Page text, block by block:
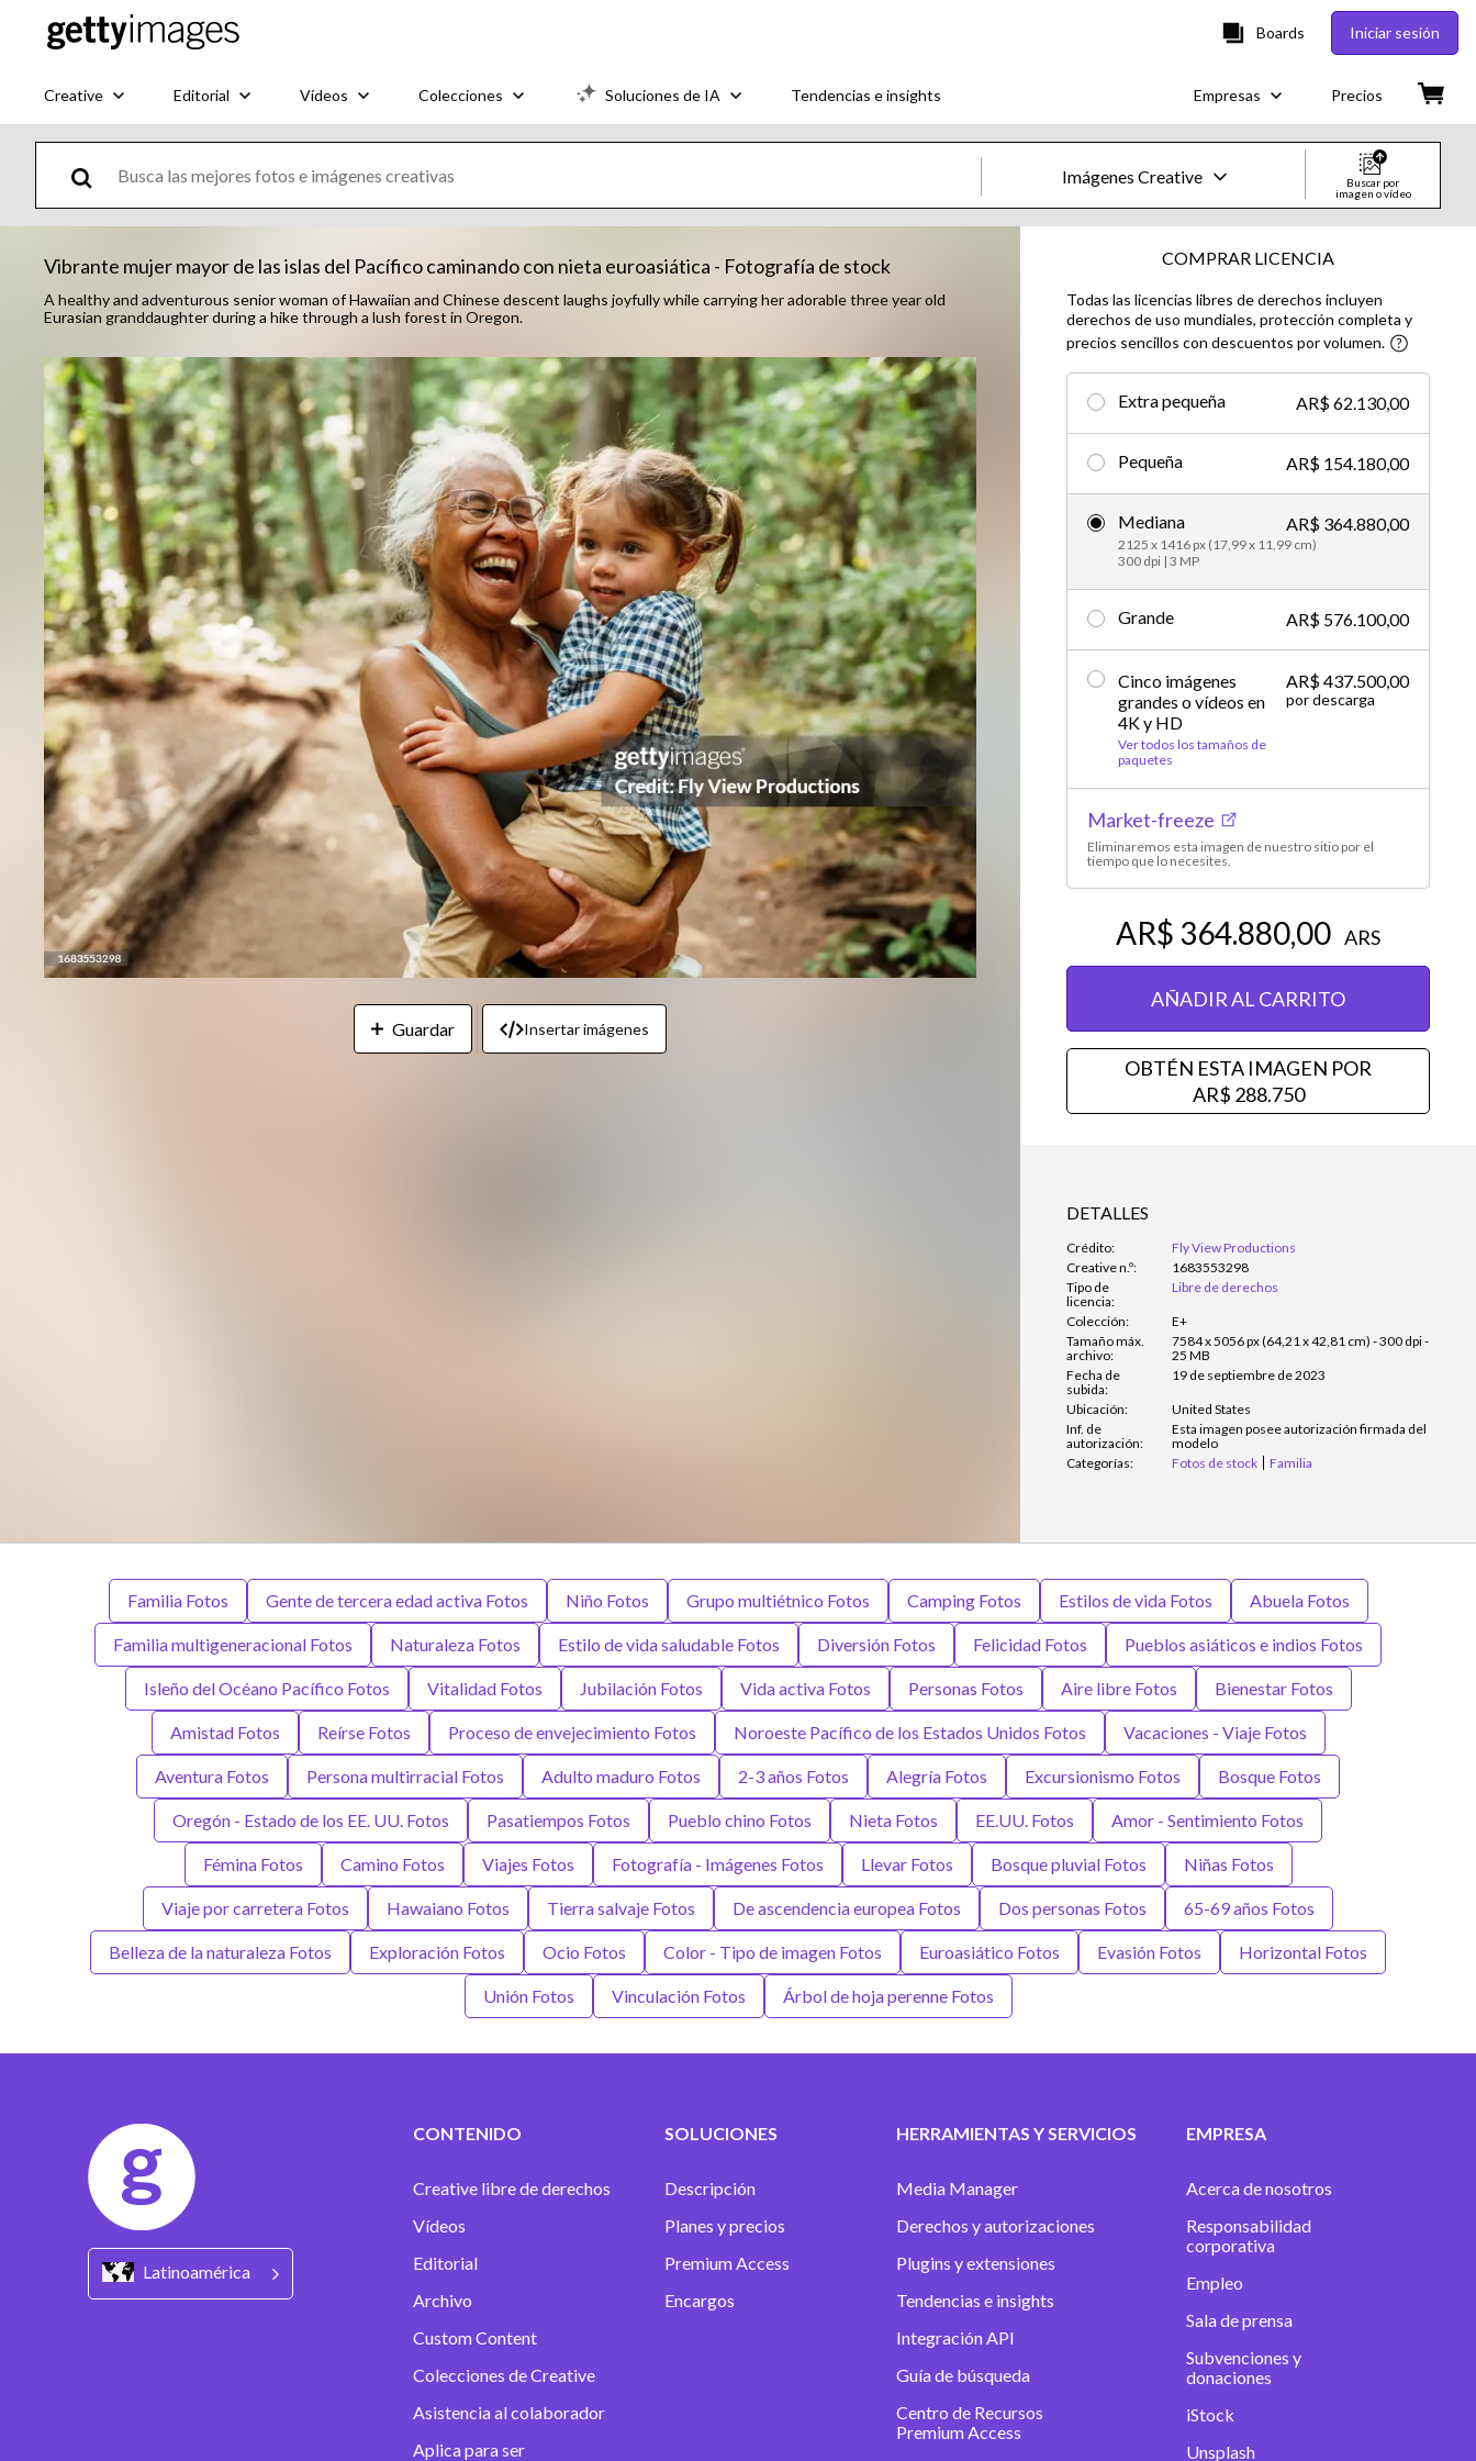
Boards Iniciar sesión
Creative Editorial Vídeos Colecciones Soluciones de IA Tendencias e insights Empresas Precios
Imágenes Creative
Imágenes
Creative
Editorial
Editorial
Buscar por
imagen o vídeo
Vibrante mujer mayor de las islas del Pacífico caminando con nieta euroasiática - Fotografía de stock
A healthy and adventurous senior woman of Hawaiian and Chinese descent laughs joyfully while carrying her adorable three year old
Eurasian granddaughter during a hike through a lush forest in Oregon.
Guardar Insertar imágenes
COMPRAR LICENCIA
Todas las licencias libres de derechos incluyen
derechos de uso mundiales, protección completa y
precios sencillos con descuentos por volumen.
Extra pequeña AR$ 62.130,00
Pequeña AR$ 154.180,00
Mediana
2125 x 1416 px (17,99 x 11,99 cm)
300 dpi | 3 MP
AR$ 364.880,00
Grande AR$ 576.100,00
Cinco imágenes
grandes o vídeos en
4K y HD
Ver todos los tamaños de
paquetes
AR$ 437.500,00
por descarga
Market-freeze
Eliminaremos esta imagen de nuestro sitio por el
tiempo que lo necesites.
AR$ 364.880,00 ARS
AÑADIR AL CARRITO
OBTÉN ESTA IMAGEN POR
AR$ 288.750
DETALLES
Crédito:
Fly View Productions
Creative n.º:
1683553298
Tipo de
licencia:
Libre de derechos
Colección:
E+
Tamaño máx.
archivo:
7584 x 5056 px (64,21 x 42,81 cm) - 300 dpi -
25 MB
Fecha de
subida:
19 de septiembre de 2023
Ubicación:
United States
Inf. de
autorización:
Esta imagen posee autorización firmada del
modelo
Categorías:
Fotos de stock Familia
Familia Fotos Gente de tercera edad activa Fotos Niño Fotos Grupo multiétnico Fotos Camping Fotos Estilos de vida Fotos Abuela Fotos
Familia multigeneracional Fotos Naturaleza Fotos Estilo de vida saludable Fotos Diversión Fotos Felicidad Fotos Pueblos asiáticos e indios Fotos
Isleño del Océano Pacífico Fotos Vitalidad Fotos Jubilación Fotos Vida activa Fotos Personas Fotos Aire libre Fotos Bienestar Fotos
Amistad Fotos Reírse Fotos Proceso de envejecimiento Fotos Noroeste Pacífico de los Estados Unidos Fotos Vacaciones - Viaje Fotos
Aventura Fotos Persona multirracial Fotos Adulto maduro Fotos 2-3 años Fotos Alegría Fotos Excursionismo Fotos Bosque Fotos
Oregón - Estado de los EE. UU. Fotos Pasatiempos Fotos Pueblo chino Fotos Nieta Fotos EE.UU. Fotos Amor - Sentimiento Fotos
Fémina Fotos Camino Fotos Viajes Fotos Fotografía - Imágenes Fotos Llevar Fotos Bosque pluvial Fotos Niñas Fotos
Viaje por carretera Fotos Hawaiano Fotos Tierra salvaje Fotos De ascendencia europea Fotos Dos personas Fotos 65-69 años Fotos
Belleza de la naturaleza Fotos Exploración Fotos Ocio Fotos Color - Tipo de imagen Fotos Euroasiático Fotos Evasión Fotos Horizontal Fotos
Unión Fotos Vinculación Fotos Árbol de hoja perenne Fotos
Latinoamérica
CONTENIDO
Creative libre de derechos
Vídeos
Editorial
Archivo
Custom Content
Colecciones de Creative
Asistencia al colaborador
Aplica para ser
SOLUCIONES
Descripción
Planes y precios
Premium Access
Encargos
HERRAMIENTAS Y SERVICIOS
Media Manager
Derechos y autorizaciones
Plugins y extensiones
Tendencias e insights
Integración API
Guía de búsqueda
Centro de Recursos
Premium Access
EMPRESA
Acerca de nosotros
Responsabilidad
corporativa
Empleo
Sala de prensa
Subvenciones y
donaciones
iStock
Unsplash